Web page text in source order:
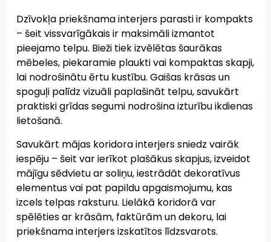
Dzīvokļa priekšnama interjers parasti ir kompakts
– šeit vissvarīgākais ir maksimāli izmantot
pieejamo telpu. Bieži tiek izvēlētas šaurākas
mēbeles, piekaramie plaukti vai kompaktas skapji,
lai nodrošinātu ērtu kustību. Gaišas krāsas un
spoguļi palīdz vizuāli paplašināt telpu, savukārt
praktiski grīdas segumi nodrošina izturību ikdienas
lietošanā.
Savukārt mājas koridora interjers sniedz vairāk
iespēju – šeit var ierīkot plašākus skapjus, izveidot
mājīgu sēdvietu ar soliņu, iestrādāt dekoratīvus
elementus vai pat papildu apgaismojumu, kas
izcels telpas raksturu. Lielākā koridorā var
spēlēties ar krāsām, faktūrām un dekoru, lai
priekšnama interjers izskatītos līdzsvarots.